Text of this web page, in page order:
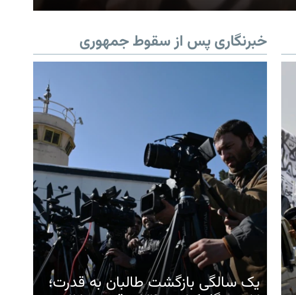
خبرنگاری پس از سقوط جمهوری
یک سالگی بازگشت طالبان به قدرت؛